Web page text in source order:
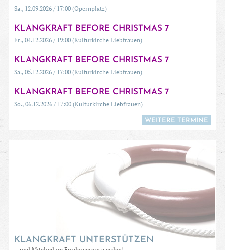
Sa., 12.09.2026 / 17:00 (Opernplatz)
KLANGKRAFT BEFORE CHRISTMAS 7
Fr., 04.12.2026 / 19:00 (Kulturkirche Liebfrauen)
KLANGKRAFT BEFORE CHRISTMAS 7
Sa., 05.12.2026 / 17:00 (Kulturkirche Liebfrauen)
KLANGKRAFT BEFORE CHRISTMAS 7
So., 06.12.2026 / 17:00 (Kulturkirche Liebfrauen)
WEITERE TERMINE
KLANGKRAFT UNTERSTÜTZEN